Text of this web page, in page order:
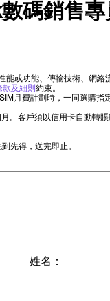
碼銷售專
或功能、傳輸技術、網
及細則 約束。
月費計劃時，一同選購指
客戶須以信用卡自動轉
先得，送完即止。
姓名：